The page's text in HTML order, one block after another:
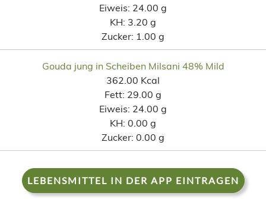
Eiweis: 24.00 g
KH: 3.20 g
Zucker: 1.00 g
Gouda jung in Scheiben Milsani 48% Mild
362.00 Kcal
Fett: 29.00 g
Eiweis: 24.00 g
KH: 0.00 g
Zucker: 0.00 g
LEBENSMITTEL IN DER APP EINTRAGEN